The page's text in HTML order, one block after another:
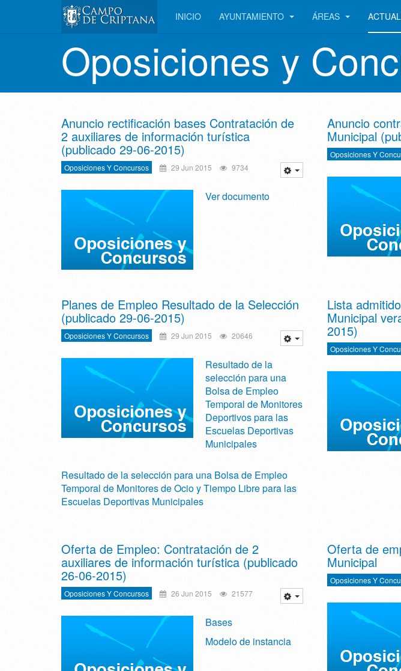
INICIO AYUNTAMIENTO ÁREAS
Oposiciones y
Anuncio rectificación bases Contratación de
2 auxiliares de información turística
(publicado 29-06-2015)
Oposiciones Y Concursos 29 Jun 2015 9734
Ver documento
Anuncio
Municipal
Oposiciones Y
Planes de Empleo Resultado de la Selección
(publicado 29-06-2015)
Oposiciones Y Concursos 29 Jun 2015 20646
Resultado de la
selección para una
Bolsa de Empleo
Temporal de Monitores
Deportivos para las
Escuelas Deportivas
Municipales
Resultado de la selección para una Bolsa de Empleo
Temporal de Monitores de Ocio y Tiempo Libre para las
Escuelas Deportivas Municipales
Lista
Municipal
2015)
Oposiciones Y
Oferta de Empleo: Contratación de 2
auxiliares de información turística (publicado
26-06-2015)
Oposiciones Y Concursos 26 Jun 2015 21577
Bases
Modelo de instancia
Oferta de
Municipal
Oposiciones Y